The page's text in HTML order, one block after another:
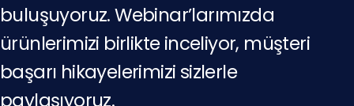
buluşuyoruz. Webinar’larımızda
ürünlerimizi birlikte inceliyor, müşteri
başarı hikayelerimizi sizlerle
paylaşıyoruz.